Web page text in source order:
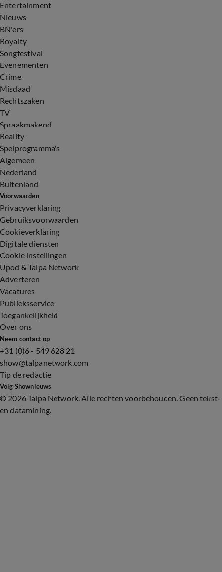
Entertainment
Nieuws
BN'ers
Royalty
Songfestival
Evenementen
Crime
Misdaad
Rechtszaken
TV
Spraakmakend
Reality
Spelprogramma's
Algemeen
Nederland
Buitenland
Voorwaarden
Privacyverklaring
Gebruiksvoorwaarden
Cookieverklaring
Digitale diensten
Cookie instellingen
Upod & Talpa Network
Adverteren
Vacatures
Publieksservice
Toegankelijkheid
Over ons
Neem contact op
+31 (0)6 - 549 628 21
show@talpanetwork.com
Tip de redactie
Volg Shownieuws
© 2026 Talpa Network. Alle rechten voorbehouden. Geen tekst-
en datamining.